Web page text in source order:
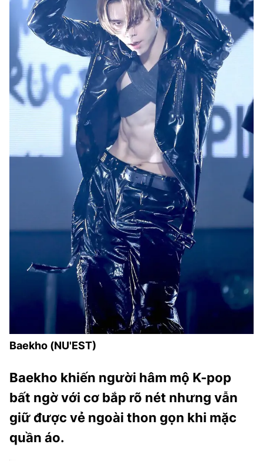
Baekho (NU'EST)
Baekho khiến người hâm mộ K-pop
bất ngờ với cơ bắp rõ nét nhưng vẫn
giữ được vẻ ngoài thon gọn khi mặc
quần áo.